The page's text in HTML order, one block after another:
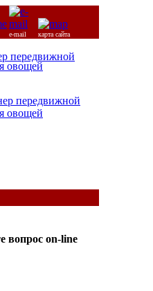
e-mail карта сайта
передвижной
овощей
вопрос on-line